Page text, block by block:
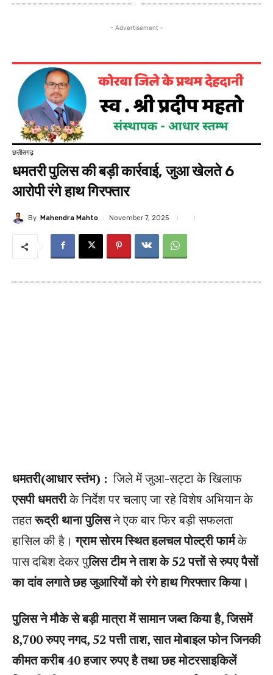
- Advertisement -